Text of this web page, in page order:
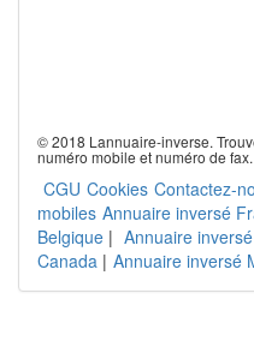
© 2018 Lannuaire-inverse.
numéro mobile et numéro de fax.
CGU Cookies Contactez-
mobiles Annuaire inversé
Belgique | Annuaire
Canada | Annuaire inversé